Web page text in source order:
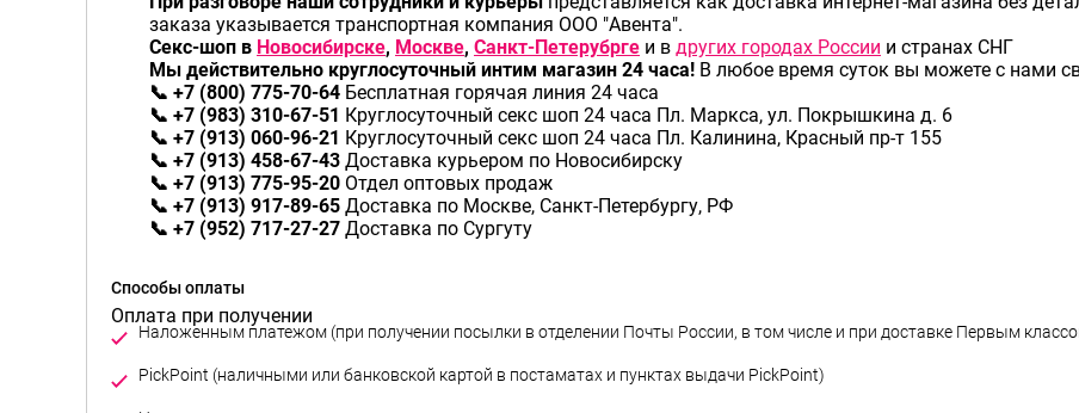
заказа указывается транспортная компания ООО "Авента".
Секс-шоп в Новосибирске, Москве, Санкт-Петерубрге и в других городах России и странах СНГ
Мы действительно круглосуточный интим магазин 24 часа! В любое время суток вы можете с нами
📞 +7 (800) 775-70-64 Бесплатная горячая линия 24 часа
📞 +7 (983) 310-67-51 Круглосуточный секс шоп 24 часа Пл. Маркса, ул. Покрышкина д. 6
📞 +7 (913) 060-96-21 Круглосуточный секс шоп 24 часа Пл. Калинина, Красный пр-т 155
📞 +7 (913) 458-67-43 Доставка курьером по Новосибирску
📞 +7 (913) 775-95-20 Отдел оптовых продаж
📞 +7 (913) 917-89-65 Доставка по Москве, Санкт-Петербургу, РФ
📞 +7 (952) 717-27-27 Доставка по Сургуту
Способы оплаты
Оплата при получении